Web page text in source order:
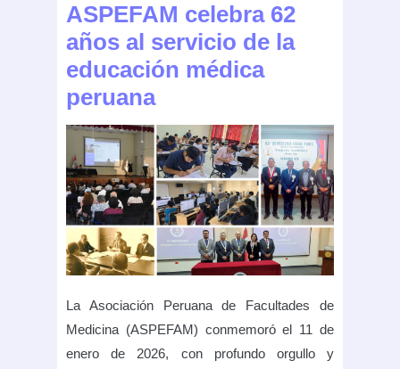
ASPEFAM celebra 62
años al servicio de la
educación médica
peruana
La Asociación Peruana de Facultades de
Medicina (ASPEFAM) conmemoró el 11 de
enero de 2026, con profundo orgullo y